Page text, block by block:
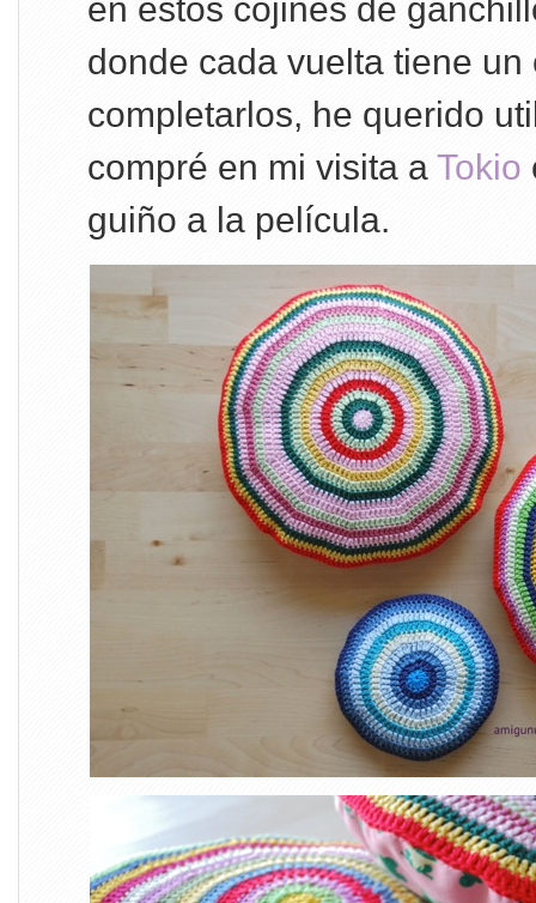
en estos cojines de
donde cada vuelta tiene
completarlos, he querido
compré en mi visita a Tokio
guiño a la película.